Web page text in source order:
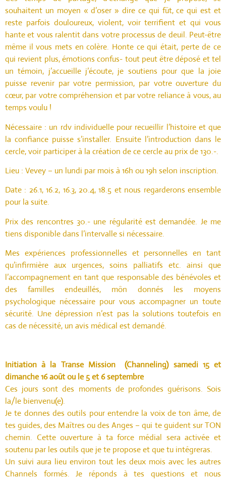
souhaitent un moyen « d’oser » dire ce qui fût, ce qui est et
reste parfois douloureux, violent, voir terrifient et qui vous
hante et vous ralentit dans votre processus de deuil. Peut-être
même il vous mets en colère. Honte ce qui était, perte de ce
qui revient plus, émotions confus- tout peut être déposé et tel
un témoin, j’accueille j’écoute, je soutiens pour que la joie
puisse revenir par votre permission, par votre ouverture du
cœur, par votre compréhension et par votre reliance à vous, au
temps voulu !
Nécessaire : un rdv individuelle pour recueillir l’histoire et que
la confiance puisse s’installer. Ensuite l’introduction dans le
cercle, voir participer à la création de ce cercle au prix de 130.-.
Lieu : Vevey – un lundi par mois à 16h ou 19h selon inscription.
Date : 26.1, 16.2, 16.3, 20.4, 18.5 et nous regarderons ensemble
pour la suite.
Prix des rencontres 30.- une régularité est demandée. Je me
tiens disponible dans l’intervalle si nécessaire.
Mes expériences professionnelles et personnelles en tant
qu’infirmière aux urgences, soins palliatifs etc. ainsi que
l’accompagnement en tant que responsable des bénévoles et
des familles endeuillés, môn donnés les moyens
psychologique nécessaire pour vous accompagner un toute
sécurité. Une dépression n’est pas la solutions toutefois en
cas de nécessité, un avis médical est demandé.
Initiation à la Transe Mission (Channeling) samedi 15 et
dimanche 16 août ou le 5 et 6 septembre
Ces jours sont des moments de profondes guérisons. Sois
la/le bienvenu(e).
Je te donnes des outils pour entendre la voix de ton âme, de
tes guides, des Maîtres ou des Anges – qui te guident sur TON
chemin. Cette ouverture à ta force médial sera activée et
soutenu par les outils que je te propose et que tu intégreras.
Un suivi aura lieu environ tout les deux mois avec les autres
Channels formés. Je réponds à tes questions et nous